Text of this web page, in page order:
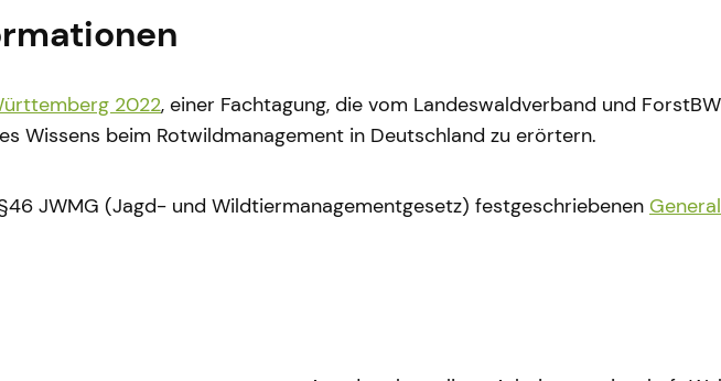
2022, einer Fachtagung, die vom Landeswaldverband und
Wissens beim Rotwildmanagement in Deutschland zu erörtern.
JWMG (Jagd- und Wildtiermanagementgesetz) festgeschriebenen